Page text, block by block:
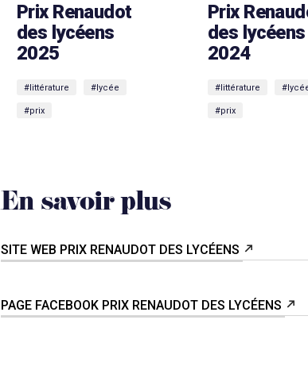
Prix Renaudot
des lycéens
2025
#littérature #lycée
#prix
Prix
des lycéens
2024
#littérature
#prix
En savoir plus
SITE WEB PRIX RENAUDOT DES LYCÉENS
PAGE FACEBOOK PRIX RENAUDOT DES LYCÉENS